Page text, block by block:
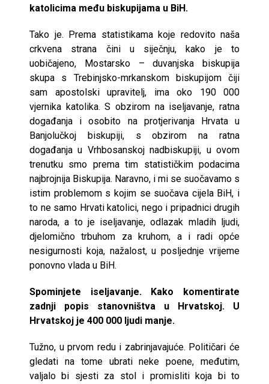
katolicima među biskupijama u BiH.
Tako je. Prema statistikama koje redovito naša
crkvena strana čini u siječnju, kako je to
uobičajeno, Mostarsko – duvanjska biskupija
skupa s Trebinjsko-mrkanskom biskupijom čiji
sam apostolski upravitelj, ima oko 190 000
vjernika katolika. S obzirom na iseljavanje, ratna
događanja i osobito na protjerivanja Hrvata u
Banjolučkoj biskupiji, s obzirom na ratna
događanja u Vrhbosanskoj nadbiskupiji, u ovom
trenutku smo prema tim statističkim podacima
najbrojnija Biskupija. Naravno, i mi se suočavamo s
istim problemom s kojim se suočava cijela BiH, i
to ne samo Hrvati katolici, nego i pripadnici drugih
naroda, a to je iseljavanje, odlazak mladih ljudi,
djelomično trbuhom za kruhom, a i radi opće
nesigurnosti koja, nažalost, u posljednje vrijeme
ponovno vlada u BiH.
Spominjete iseljavanje. Kako komentirate
zadnji popis stanovništva u Hrvatskoj. U
Hrvatskoj je 400 000 ljudi manje.
Tužno, u prvom redu i zabrinjavajuće. Političari će
gledati na tome ubrati neke poene, međutim,
valjalo bi sjesti za stol i promisliti koja bi to